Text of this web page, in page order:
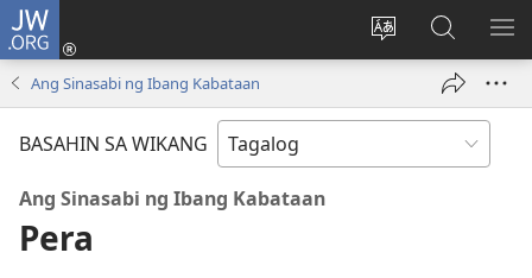
JW.ORG
Baguhin
ng
Mag-
log
bubukas
sa
JW.ORG
Ang Sinasabi ng Ibang Kabataan
BASAHIN SA WIKANG
Ang Sinasabi ng Ibang Kabataan
Pera